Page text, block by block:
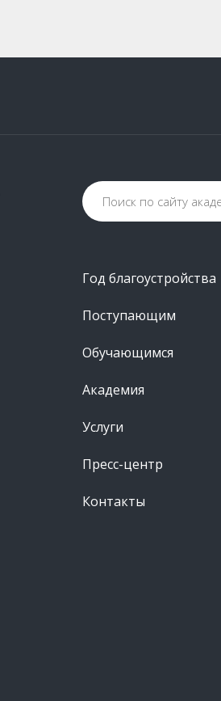
Год благоустройства
Поступающим
Обучающимся
Академия
Услуги
Пресс-центр
Контакты